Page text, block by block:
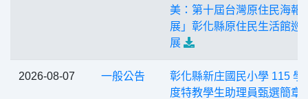
美：第十屆台灣原住民海報
展」彰化縣原住民生活館巡
展
2026-08-07 一般公告
彰化縣新庄國民小學 115 學
度特教學生助理員甄選簡章